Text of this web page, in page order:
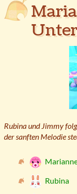
Rubina und Jimmy
der sanften Melodie
Rubina